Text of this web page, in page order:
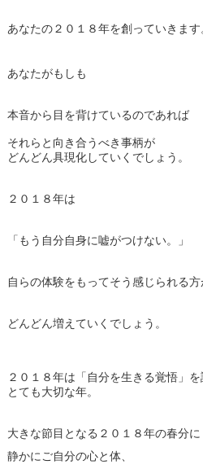
あなたの２０１８年を創っていきます
あなたがもしも
本音から目を背けているのであれば
それらと向き合うべき事柄が
どんどん具現化していくでしょう。
２０１８年は
「もう自分自身に嘘がつけない。」
自らの体験をもってそう感じられる方
どんどん増えていくでしょう。
２０１８年は「自分を生きる覚悟」を
とても大切な年。
大きな節目となる２０１８年の春分に
静かにご自分の心と体、